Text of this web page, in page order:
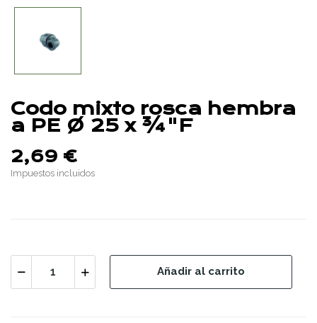
Codo mixto rosca hembra
a PE Ø 25 x ¾"F
2,69 €
Impuestos incluidos
Añadir al carrito